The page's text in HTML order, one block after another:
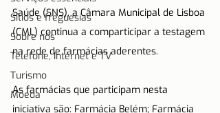
Sítios e freguesias
Sobre nós
Telefone, Internet e TV
Turismo
Moeda
Saúde (SNS), a Câmara Municipal de Lisboa
(CML) continua a comparticipar a testagem
na rede de farmácias aderentes.
As farmácias que participam nesta
iniciativa são: Farmácia Belém; Farmácia